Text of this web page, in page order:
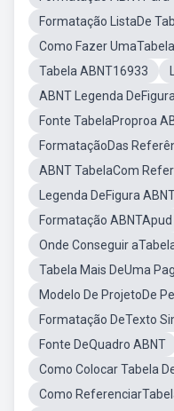
Formatação ListaDe
Como Fazer
Tabela ABNT16933
ABNT Legenda
Fonte TabelaProproa
FormataçãoDas
ABNT TabelaCom
Legenda DeFigura
Formatação ABNTApud
Onde Conseguir
Tabela Mais DeUma
Modelo De ProjetoDe
Formatação DeTexto
Fonte DeQuadro ABNT
Como Colocar Tabela
Como